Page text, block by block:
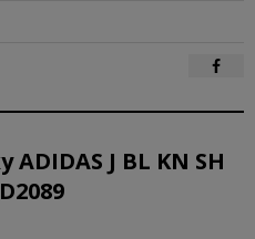
J BL KN SH